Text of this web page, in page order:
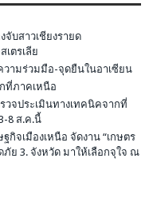
จับสาวเชียงรายด
ตรเลีย
ามร่วมมือ-จุดยืนในอาเซียน
ที่ภาคเหนือ
จประเมินทางเทคนิคจากที่
8 ส.ค.นี้
จเมืองเหนือ จัดงาน “เกษตร
ภัย 3. จังหวัด มาให้เลือกจุใจ ณ